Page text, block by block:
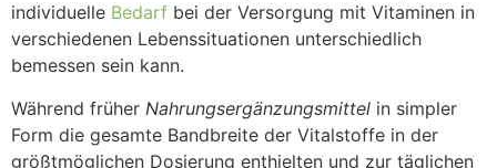
individuelle Bedarf bei der Versorgung mit Vitaminen in
verschiedenen Lebenssituationen unterschiedlich
bemessen sein kann.
Während früher Nahrungsergänzungsmittel in simpler
Form die gesamte Bandbreite der Vitalstoffe in der
größtmöglichen Dosierung enthielten und zur täglichen